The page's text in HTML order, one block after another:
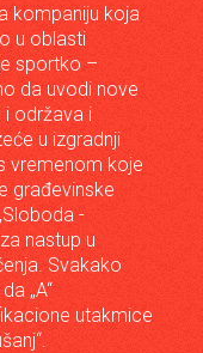
kompaniju koja
u oblasti
sportko –
da uvodi nove
i održava i
u izgradnji
vremenom koje
građevinske
-
nastup u
Svakako
„A“
utakmice